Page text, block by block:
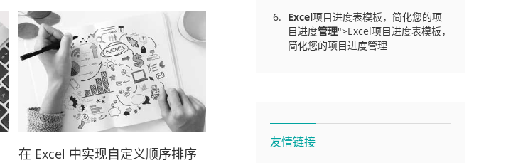
在 Excel 中实现自定义顺序排序
Excel项目进度表模板，简化您的项
目进度管理">Excel项目进度表模板，
简化您的项目进度管理
友情链接